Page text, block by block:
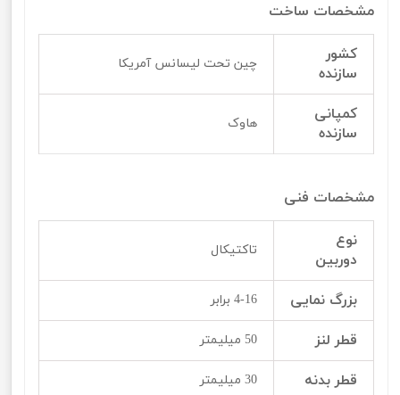
مشخصات ساخت
کشور
سازنده
چین تحت لیسانس آمریکا
کمپانی
سازنده
هاوک
مشخصات فنی
نوع
دوربین
تاکتیکال
بزرگ نمایی 4-16 برابر
قطر لنز 50 میلیمتر
قطر بدنه 30 میلیمتر